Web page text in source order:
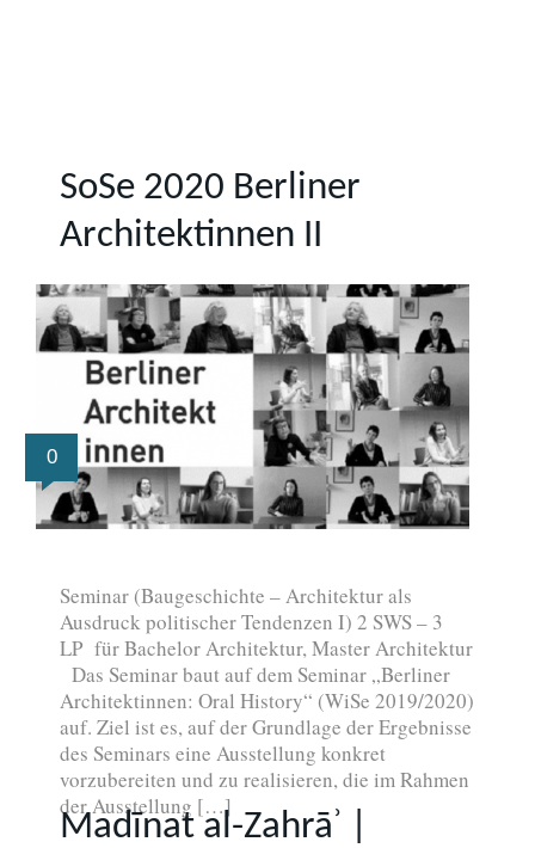
SoSe 2020 Berliner
Architektinnen II
0
Seminar (Baugeschichte – Architektur als
Ausdruck politischer Tendenzen I) 2 SWS – 3
LP für Bachelor Architektur, Master Architektur
Das Seminar baut auf dem Seminar „Berliner
Architektinnen: Oral History“ (WiSe 2019/2020)
auf. Ziel ist es, auf der Grundlage der Ergebnisse
des Seminars eine Ausstellung konkret
vorzubereiten und zu realisieren, die im Rahmen
der Ausstellung […]
Madīnat al-Zahrāʾ |